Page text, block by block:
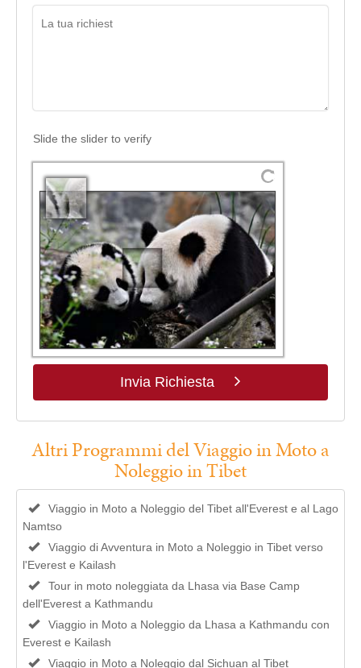
Slide the slider to verify
Invia Richiesta
Altri Programmi del Viaggio in Moto a
Noleggio in Tibet
Viaggio in Moto a Noleggio del Tibet all'Everest e al Lago
Namtso
Viaggio di Avventura in Moto a Noleggio in Tibet verso
l'Everest e Kailash
Tour in moto noleggiata da Lhasa via Base Camp
dell'Everest a Kathmandu
Viaggio in Moto a Noleggio da Lhasa a Kathmandu con
Everest e Kailash
Viaggio in Moto a Noleggio dal Sichuan al Tibet